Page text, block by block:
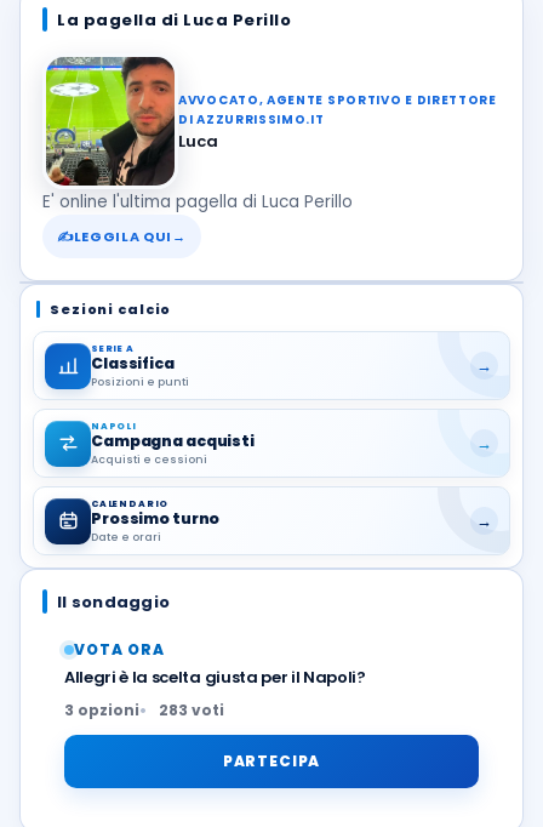
La pagella di Luca Perillo
AVVOCATO, AGENTE SPORTIVO E DIRETTORE
DI AZZURRISSIMO.IT
Luca
E' online l'ultima pagella di Luca Perillo
✍LEGGILA QUI →
Sezioni calcio
SERIE A
Classifica
Posizioni e punti
→
NAPOLI
Campagna acquisti
Acquisti e cessioni
→
CALENDARIO
Prossimo turno
Date e orari
→
Il sondaggio
VOTA ORA
Allegri è la scelta giusta per il Napoli?
3 opzioni 283 voti
PARTECIPA